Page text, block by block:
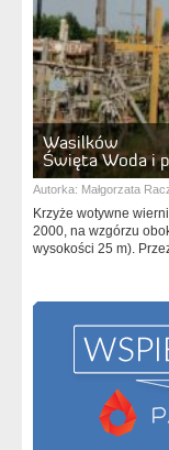
Wasilków
Święta Woda i
Autorka: Małgorzata
Krzyże wotywne
2000, na wzgórzu
wysokości 25 m).